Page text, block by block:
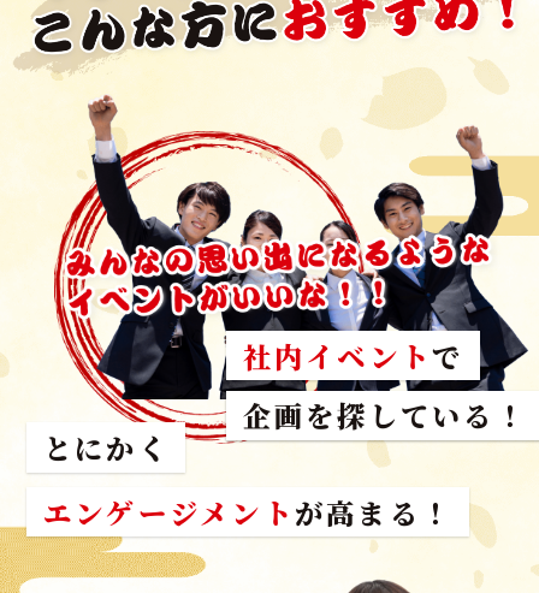
社内イベントで
スタッフが参加した
企画を探している！
とにかく
エンゲージメント が高まる！